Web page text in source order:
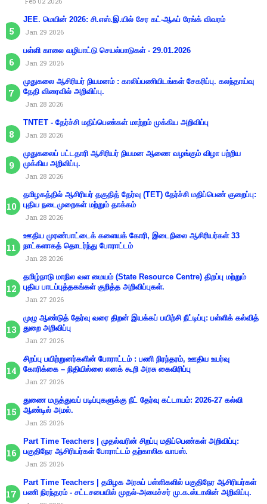
JEE. மெயின் 2026: சி.எஸ்.இ.யில் சேர கட்-ஆஃப் ரேங்க் விவரம்
Jan 29 2026
பள்ளி காலை வழிபாட்டு செயல்பாடுகள் - 29.01.2026
Jan 29 2026
முதுகலை ஆசிரியர் நியமனம் : காலிப்பணியிடங்கள் சேகரிப்பு. கலந்தாய்வு
தேதி விரைவில் அறிவிப்பு.
Jan 28 2026
TNTET - தேர்ச்சி மதிப்பெண்கள் மாற்றம் முக்கிய அறிவிப்பு
Jan 28 2026
முதுகலைப் பட்டதாரி ஆசிரியர் நியமன ஆணை வழங்கும் விழா பற்றிய
முக்கிய அறிவிப்பு.
Jan 28 2026
தமிழகத்தில் ஆசிரியர் தகுதித் தேர்வு (TET) தேர்ச்சி மதிப்பெண் குறைப்பு:
புதிய நடைமுறைகள் மற்றும் தாக்கம்
Jan 28 2026
ஊதிய முரண்பாட்டைக் களையக் கோரி, இடைநிலை ஆசிரியர்கள் 33
நாட்களாகத் தொடர்ந்து போராட்டம்
Jan 28 2026
தமிழ்நாடு மாநில வள மையம் (State Resource Centre) திறப்பு மற்றும்
புதிய பாடப்புத்தகங்கள் குறித்த அறிவிப்புகள்.
Jan 27 2026
முழு ஆண்டுத் தேர்வு வரை திறன் இயக்கப் பயிற்சி நீட்டிப்பு: பள்ளிக் கல்வித்
துறை அறிவிப்பு
Jan 27 2026
சிறப்பு பயிற்றுனர்களின் போராட்டம் : பணி நிரந்தரம், ஊதிய உயர்வு
கோரிக்கை – நிதியில்லை எனக் கூறி அரசு கைவிரிப்பு
Jan 27 2026
துணை மருத்துவப் படிப்புகளுக்கு நீட் தேர்வு கட்டாயம்: 2026-27 கல்வி
ஆண்டில் அமல்.
Jan 25 2026
Part Time Teachers | முதல்வரின் சிறப்பு மதிப்பெண்கள் அறிவிப்பு:
பகுதிநேர ஆசிரியர்கள் போராட்டம் தற்காலிக வாபஸ்.
Jan 25 2026
Part Time Teachers | தமிழக அரசுப் பள்ளிகளில் பகுதிநேர ஆசிரியர்கள்
பணி நிரந்தரம் - சட்டசபையில் முதல்-அமைச்சர் மு.க.ஸ்டாலின் அறிவிப்பு.